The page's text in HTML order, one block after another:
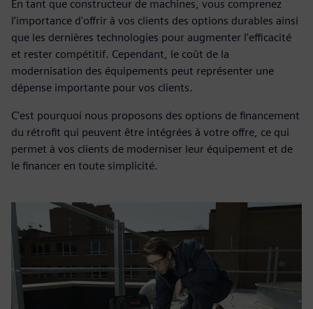
En tant que constructeur de machines, vous comprenez
l'importance d'offrir à vos clients des options durables ainsi
que les dernières technologies pour augmenter l'efficacité
et rester compétitif. Cependant, le coût de la
modernisation des équipements peut représenter une
dépense importante pour vos clients.
C'est pourquoi nous proposons des options de financement
du rétrofit qui peuvent être intégrées à votre offre, ce qui
permet à vos clients de moderniser leur équipement et de
le financer en toute simplicité.